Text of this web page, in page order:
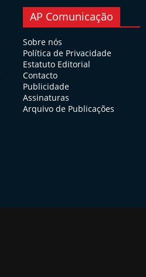
AP Comunicação
Sobre nós
Política de Privacidade
Estatuto Editorial
Contacto
Publicidade
Assinaturas
Arquivo de Publicações